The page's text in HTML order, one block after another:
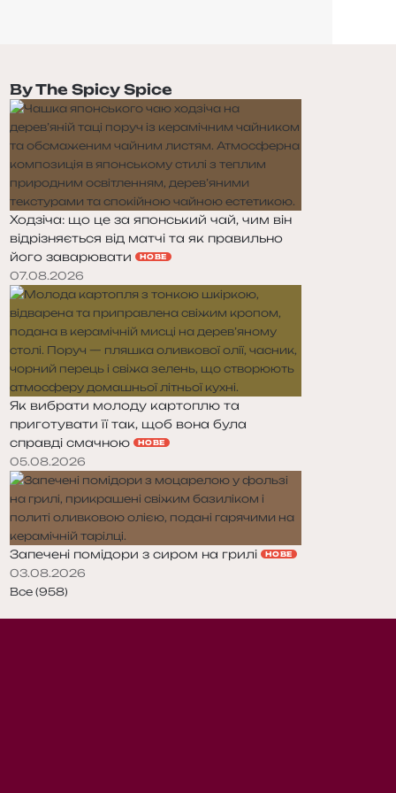
By The Spicy Spice
Ходзіча: що це за японський чай, чим він
відрізняється від матчі та як правильно
його заварювати
НОВЕ
07.08.2026
Як вибрати молоду картоплю та
приготувати її так, щоб вона була
справді смачною
НОВЕ
05.08.2026
Запечені помідори з сиром на грилі НОВЕ
03.08.2026
Все (958)